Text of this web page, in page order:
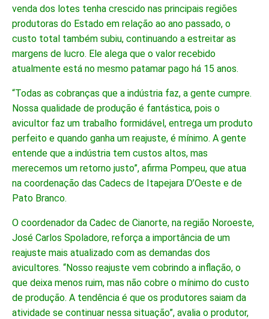
venda dos lotes tenha crescido nas principais regiões
produtoras do Estado em relação ao ano passado, o
custo total também subiu, continuando a estreitar as
margens de lucro. Ele alega que o valor recebido
atualmente está no mesmo patamar pago há 15 anos.
“Todas as cobranças que a indústria faz, a gente cumpre.
Nossa qualidade de produção é fantástica, pois o
avicultor faz um trabalho formidável, entrega um produto
perfeito e quando ganha um reajuste, é mínimo. A gente
entende que a indústria tem custos altos, mas
merecemos um retorno justo”, afirma Pompeu, que atua
na coordenação das Cadecs de Itapejara D’Oeste e de
Pato Branco.
O coordenador da Cadec de Cianorte, na região Noroeste,
José Carlos Spoladore, reforça a importância de um
reajuste mais atualizado com as demandas dos
avicultores. “Nosso reajuste vem cobrindo a inflação, o
que deixa menos ruim, mas não cobre o mínimo do custo
de produção. A tendência é que os produtores saiam da
atividade se continuar nessa situação”, avalia o produtor,